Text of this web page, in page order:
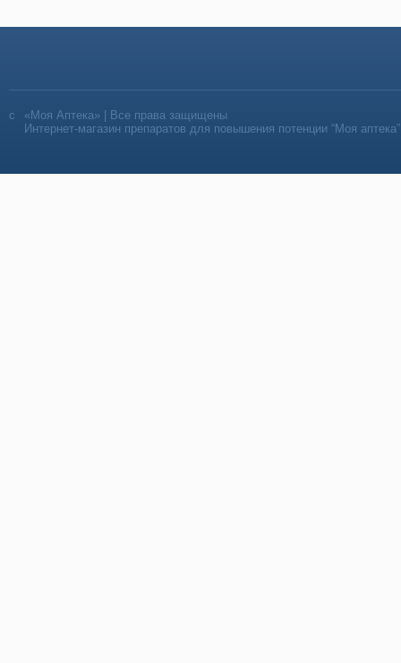
«Моя Аптека» | Все права защищены
Интернет-магазин препаратов для повышения потенции “Моя